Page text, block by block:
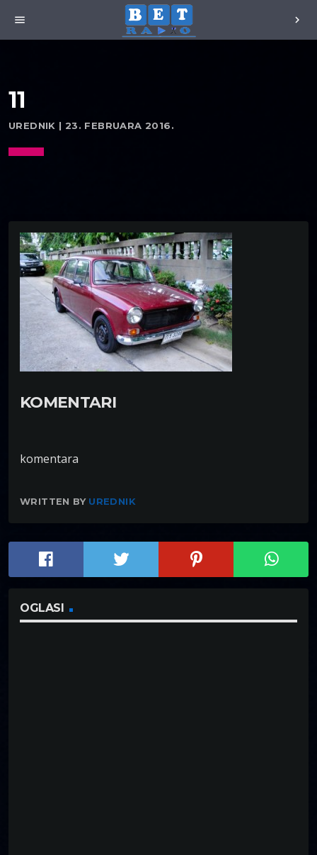
menu chevron_right
11
UREDNIK | 23. FEBRUARA 2016.
KOMENTARI
komentara
WRITTEN BY UREDNIK
OGLASI